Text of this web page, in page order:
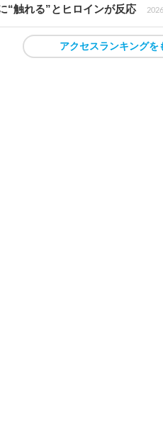
“触れる”とヒロインが反応
アクセスランキングを